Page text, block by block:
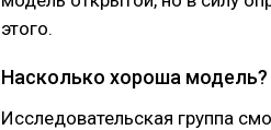
этого.
Насколько хороша модель?
Исследовательская группа